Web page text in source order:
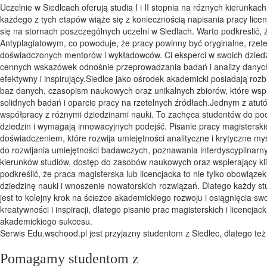
Uczelnie w Siedlcach oferują studia I i II stopnia na róznych
każdego z tych etapów wiąże się z koniecznością napisania pracy
się na stornach poszczególnych uczelni w Siedlach. Warto
Antyplagiatowym, co powoduje, że pracy powinny być oryginalne,
doświadczonych mentorów i wykładowców. Ci eksperci w swoich
cennych wskazówek odnośnie przeprowadzania badań i analizy
efektywny i inspirujący.Siedlce jako ośrodek akademicki posiadają
baz danych, czasopism naukowych oraz unikalnych zbiorów, które
solidnych badań i oparcie pracy na rzetelnych źródłach.Jednym z
współpracy z różnymi dziedzinami nauki. To zachęca studentów do
dziedzin i wymagają innowacyjnych podejść. Pisanie pracy
doświadczeniem, które rozwija umiejętności analityczne i krytyczne
do rozwijania umiejętności badawczych, poznawania
kierunków studiów, dostęp do zasobów naukowych oraz wspierający
podkreślić, że praca magisterska lub licencjacka to nie tylko
dziedzinę nauki i wnoszenie nowatorskich rozwiązań. Dlatego każdy
jest to kolejny krok na ścieżce akademickiego rozwoju i osiągnięcia
kreatywności i inspiracji, dlatego pisanie prac magisterskich i
akademickiego sukcesu.
Serwis Edu.wschood.pl jest przyjazny studentom z Siedlec, dlatego
Pomagamy studentom z